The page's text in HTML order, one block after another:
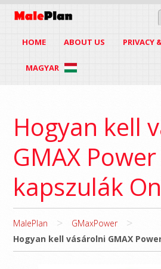
HOME ABOUT US PRIVACY
MAGYAR
Hogyan kell
GMAX Power
kapszulák
MalePlan > GMaxPower >
Hogyan kell vásárolni GMAX